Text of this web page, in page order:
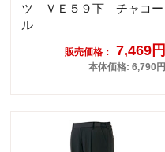
ツ ＶＥ５９下 チャコー
ル
販売価格： 7,469円
本体価格: 6,790円